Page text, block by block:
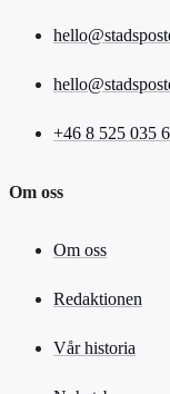
+46 8 525 035
Om oss
Om oss
Redaktionen
Vår historia